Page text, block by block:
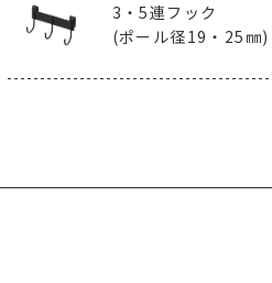
3・5連フック
(ポール径19・25㎜)